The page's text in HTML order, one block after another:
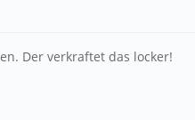
Der verkraftet das locker!